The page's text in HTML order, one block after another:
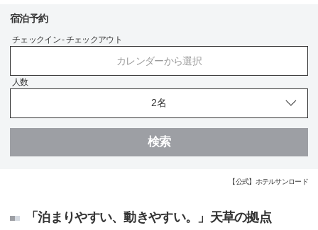
宿泊予約
チェックイン - チェックアウト
カレンダーから選択
人数
検索
【公式】ホテルサンロード
「泊まりやすい、動きやすい。」天草の拠点